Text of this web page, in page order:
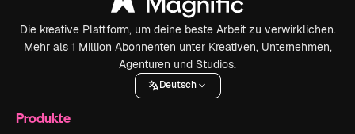
Die kreative Plattform, um deine beste Arbeit zu verwirklichen.
Mehr als 1 Million Abonnenten unter Kreativen, Unternehmen,
Agenturen und Studios.
Deutsch
Produkte